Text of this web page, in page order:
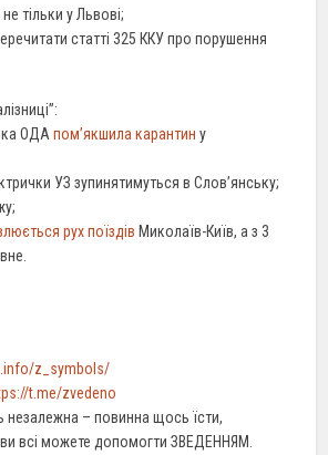
тільки у Львові;
статті 325 ККУ про порушення
ОДАпом’якшила карантин у
УЗ зупинятимуться в Слов’янську;
рух поїздів Миколаїв-Київ, а з 3
z_symbols/
t.me/zvedeno
незалежна – повинна щось їсти,
всі можете допомогти ЗВЕДЕННЯМ.